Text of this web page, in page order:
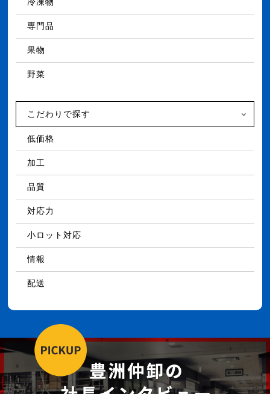
専門品
果物
野菜
こだわりで探す
低価格
加工
品質
対応力
小ロット対応
情報
配送